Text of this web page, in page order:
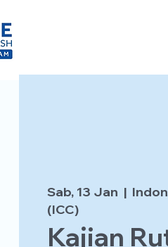
Sab, 13 Jan
  |
(ICC)
Kajian